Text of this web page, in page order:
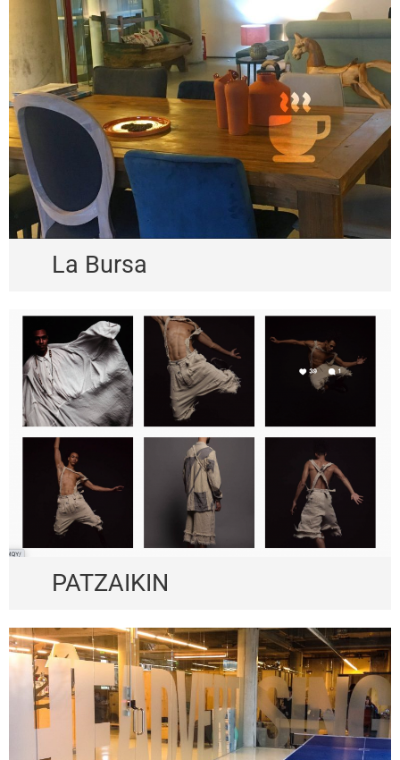
La Bursa
PATZAIKIN